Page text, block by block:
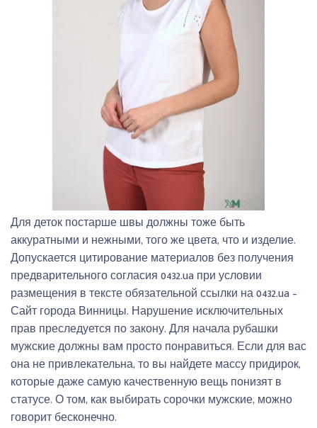
Для деток постарше швы должны тоже быть
аккуратными и нежными, того же цвета, что и изделие.
Допускается цитирование материалов без получения
предварительного согласия 0432.ua при условии
размещения в тексте обязательной ссылки на 0432.ua –
Сайт города Винницы. Нарушение исключительных
прав преследуется по закону. Для начала рубашки
мужские должны вам просто понравиться. Если для вас
она не привлекательна, то вы найдете массу придирок,
которые даже самую качественную вещь понизят в
статусе. О том, как выбирать сорочки мужские, можно
говорит бесконечно.